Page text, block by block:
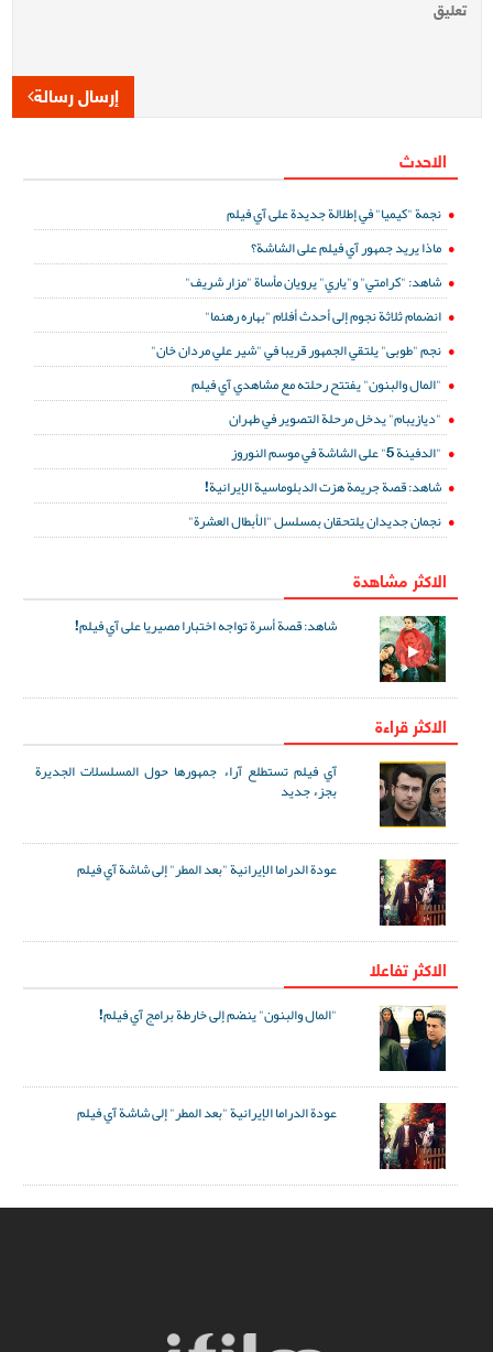
إرسال رسالة
الاحدث
نجمة "كيميا" في إطلالة جديدة على آي فيلم
ماذا يريد جمهور آي فيلم على الشاشة؟
شاهد: "كرامتي" و"ياري" يرويان مأساة "مزار شريف"
انضمام ثلاثة نجوم إلى أحدث أفلام "بهاره رهنما"
نجم "طوبى" يلتقي الجمهور قريبا في "شير علي مردان خان"
"المال والبنون" يفتتح رحلته مع مشاهدي آي فيلم
"ديازيبام" يدخل مرحلة التصوير في طهران
"الدفينة 5" على الشاشة في موسم النوروز
شاهد: قصة جريمة هزت الدبلوماسية الإيرانية!
نجمان جديدان يلتحقان بمسلسل "الأبطال العشرة"
الاكثر مشاهدة
شاهد: قصة أسرة تواجه اختبارا مصيريا على آي فيلم!
الاكثر قراءة
آي فيلم تستطلع آراء جمهورها حول المسلسلات الجديرة
بجزء جديد
عودة الدراما الإيرانية "بعد المطر" إلى شاشة آي فيلم
الاکثر تفاعلا
"المال والبنون" ينضم إلى خارطة برامج آي فيلم!
عودة الدراما الإيرانية "بعد المطر" إلى شاشة آي فيلم